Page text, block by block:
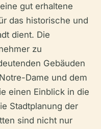
gut erhaltene
das historische und
dient. Die
zu
Gebäuden
Dame und dem
einen Einblick in die
Stadtplanung der
sind nicht nur